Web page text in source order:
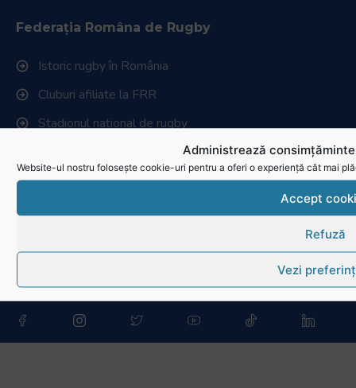
Administrează
Website-ul nostru folosește cookie-uri pentru a oferi o experiență cât mai
Accept
Refuză
Vezi
Federația Româna de Rugby
Istoric rugby în România
Cluburi afiliate la FRR
Stadionul național de rugby
Conducere, comisii și departamente
Info - Anunțuri
Link-uri utile
Download
Politica de utilizare cookies